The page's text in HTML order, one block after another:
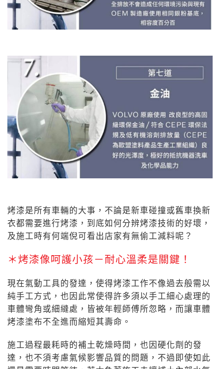
烤漆是所有車輛的大事，不論是新車碰撞或舊車換新
衣都需要進行烤漆，到底如何分辨烤漆技術的好壞，
及施工時有何端倪可看出店家有無偷工減料呢？
＊烤漆像呵護小孩－耐心溫柔是關鍵！
現在氣動工具的發達，使得烤漆工作不像過去般需以
純手工方式，也因此常使得許多須以手工細心處理的
車體彎角或細縫處，皆被年輕師傅所忽略，而讓車體
烤漆塗布不全進而縮短其壽命。
施工過程最耗時的補土乾燥時間，也因硬化劑的發
達，也不須考慮氣候影響品質的問題，不過即使如此